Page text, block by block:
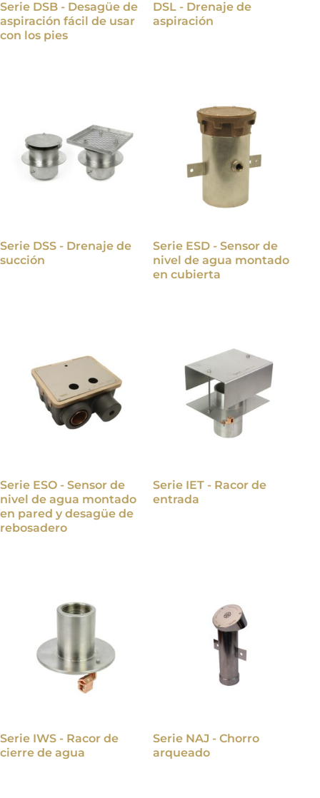
Serie DSB - Desagüe de
aspiración fácil de usar
con los pies
DSL - Drenaje de
aspiración
Serie DSS - Drenaje de
succión
Serie ESD - Sensor de
nivel de agua montado
en cubierta
Serie ESO - Sensor de
nivel de agua montado
en pared y desagüe de
rebosadero
Serie IET - Racor de
entrada
Serie IWS - Racor de
cierre de agua
Serie NAJ - Chorro
arqueado